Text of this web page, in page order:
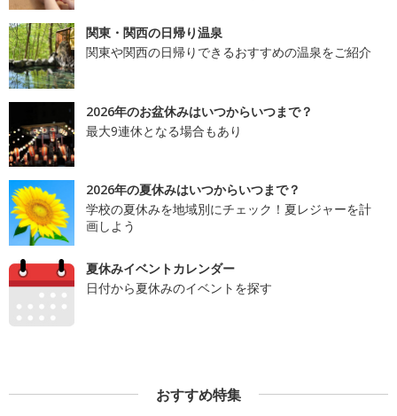
関東・関西の日帰り温泉
関東や関西の日帰りできるおすすめの温泉をご紹介
2026年のお盆休みはいつからいつまで？
最大9連休となる場合もあり
2026年の夏休みはいつからいつまで？
学校の夏休みを地域別にチェック！夏レジャーを計
画しよう
夏休みイベントカレンダー
日付から夏休みのイベントを探す
おすすめ特集